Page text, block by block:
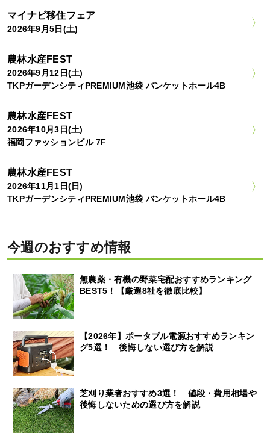
マイナビ移住フェア
2026年9月5日(土)
農林水産FEST
2026年9月12日(土)
TKPガーデンシティPREMIUM池袋 バンケットホール4B
農林水産FEST
2026年10月3日(土)
福岡ファッションビル 7F
農林水産FEST
2026年11月1日(日)
TKPガーデンシティPREMIUM池袋 バンケットホール4B
今週のおすすめ情報
無農薬・有機の野菜宅配おすすめランキング
BEST5！【厳選8社を徹底比較】
【2026年】ポータブル電源おすすめランキン
グ5選！ 後悔しない選び方を解説
芝刈り業者おすすめ3選！ 値段・費用相場や
後悔しないための選び方を解説